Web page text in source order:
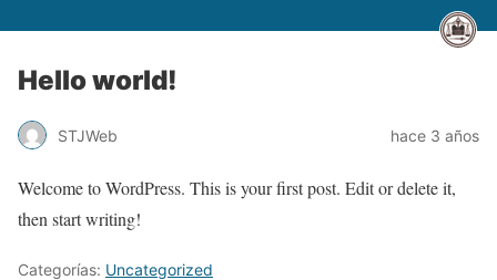
Hello world!
STJWeb hace 3 años
Welcome to WordPress. This is your first post. Edit or delete it,
then start writing!
Categorías: Uncategorized